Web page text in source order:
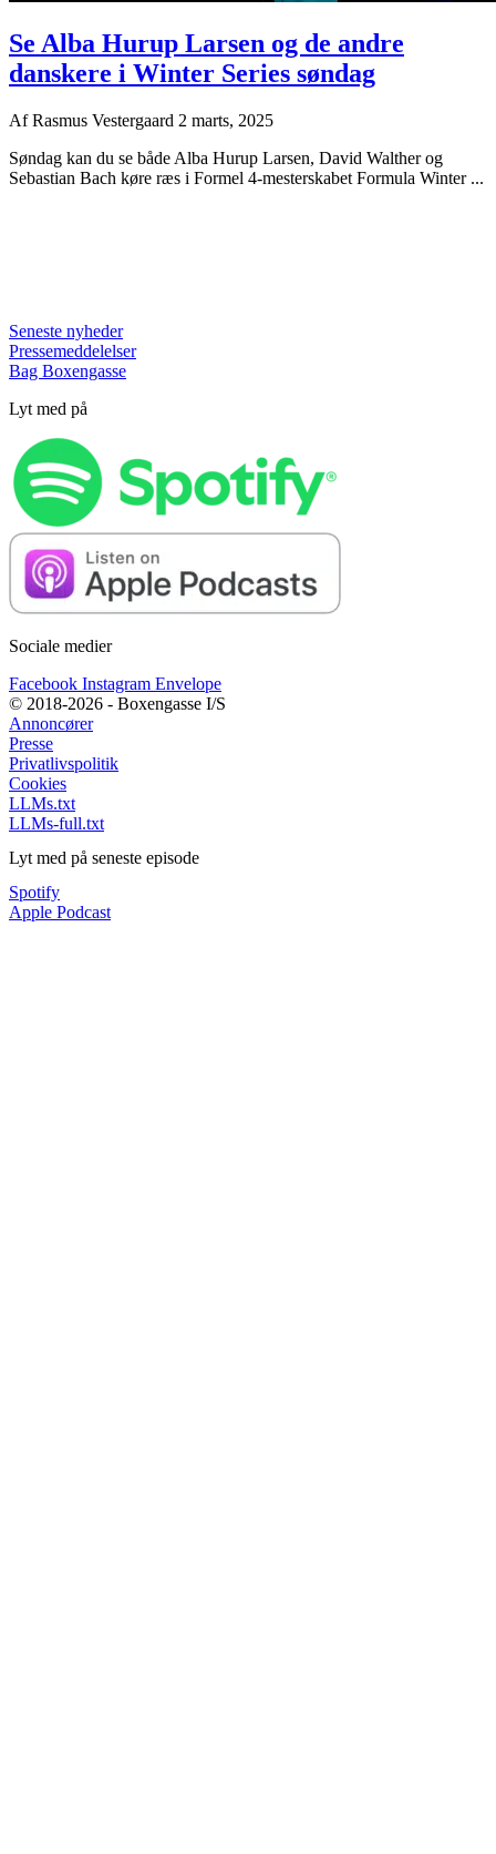
Se Alba Hurup Larsen og de andre
danskere i Winter Series søndag
AfRasmus Vestergaard 2 marts, 2025
Søndag kan du se både Alba Hurup Larsen, David Walther og
Sebastian Bach køre ræs i Formel 4-mesterskabet Formula Winter ...
Seneste nyheder
Pressemeddelelser
Bag Boxengasse
Lyt med på
Sociale medier
Facebook Instagram Envelope
© 2018-2026 - Boxengasse I/S
Annoncører
Presse
Privatlivspolitik
Cookies
LLMs.txt
LLMs-full.txt
Lyt med på seneste episode
Spotify
Apple Podcast